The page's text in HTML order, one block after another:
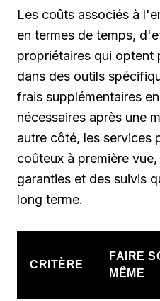
Les coûts associés à
en termes de temps,
propriétaires qui optent
dans des outils
frais supplémentaires
nécessaires après une
autre côté, les services
coûteux à première
garanties et des suivis
long terme.
CRITÈRE
FAIRE
MÊME